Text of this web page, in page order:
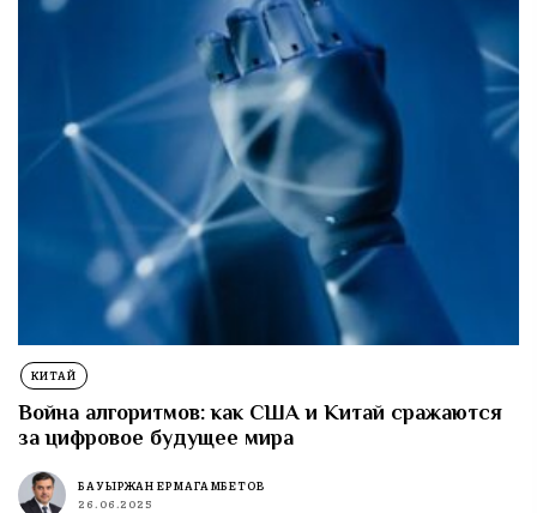
КИТАЙ
Война алгоритмов: как США и Китай сражаются
за цифровое будущее мира
БАУЫРЖАН ЕРМАГАМБЕТОВ
26.06.2025